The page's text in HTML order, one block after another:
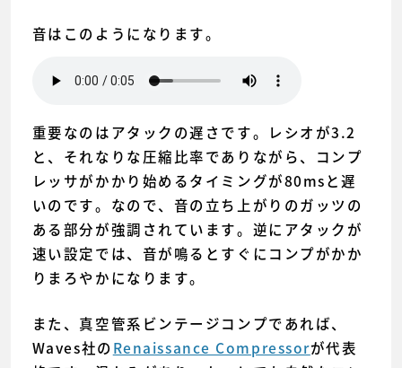
音はこのようになります。
重要なのはアタックの遅さです。レシオが3.2
と、それなりな圧縮比率でありながら、コンプ
レッサがかかり始めるタイミングが80msと遅
いのです。なので、音の立ち上がりのガッツの
ある部分が強調されています。逆にアタックが
速い設定では、音が鳴るとすぐにコンプがかか
りまろやかになります。
また、真空管系ビンテージコンプであれば、
Waves社のRenaissance Compressorが代表